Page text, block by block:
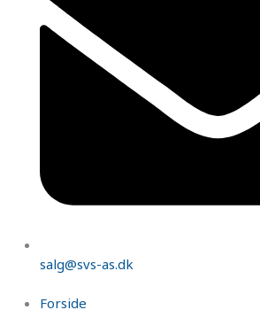
salg@svs-as.dk
Forside